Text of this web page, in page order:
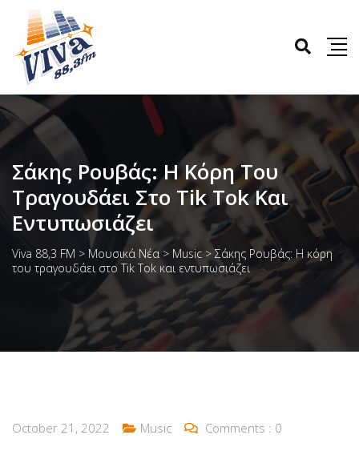
Σάκης Ρουβάς: Η Κόρη Του
Τραγουδάει Στο Tik Tok Και
Εντυπωσιάζει
Viva 88,3 FM > Μουσικά Νέα > Music > Σάκης Ρουβάς: Η κόρη
του τραγουδάει στο Tik Tok και εντυπωσιάζει
October 21, 2022 Music Comments : 0